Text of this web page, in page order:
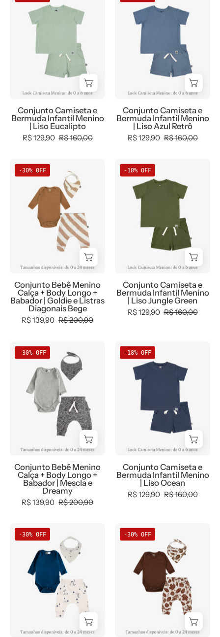
Camiseta
e
Bermuda
Menino
Liso
Eucalipto
Conjunto Camiseta e
Bermuda Infantil Menino
| Liso Eucalipto
R$ 129,90 R$ 160,00
e
Bermuda
Infantil
Menino
Liso
Conjunto Camiseta e
Bermuda Infantil Menino
| Liso Azul Retrô
R$ 129,90 R$ 160,00
Bebê
Menino
Calça
+
Body
Longo
+
Babador
Goldie
e
Listras
Diagonais
-30% OFF
Conjunto Bebê Menino
Calça + Body Longo +
Babador | Goldie e Listras
Diagonais Bege
R$ 139,90 R$ 200,90
Camiseta
Bermuda
Infantil
Menino
|
Liso
Jungle
-18% OFF
Conjunto Camiseta e
Bermuda Infantil Menino
| Liso Jungle Green
R$ 129,90 R$ 160,00
Bebê
Menino
Calça
+
Body
Longo
+
Babador
Mescla
e
Dreamy
-30% OFF
Conjunto Bebê Menino
Calça + Body Longo +
Babador | Mescla e
Dreamy
R$ 139,90 R$ 200,90
Camiseta
Bermuda
Infantil
Menino
Liso
Ocean
-18% OFF
Conjunto Camiseta e
Bermuda Infantil Menino
| Liso Ocean
R$ 129,90 R$ 160,00
Bebê
Menino
Calça
+
Body
Longo
+
Babador
-30% OFF
Bebê
Menino
Calça
+
Body
Longo
+
Babador
-30% OFF